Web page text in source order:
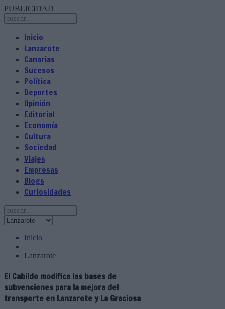
PUBLICIDAD
Inicio
Lanzarote
Canarias
Sucesos
Política
Deportes
Opinión
Editorial
Economía
Cultura
Sociedad
Viajes
Empresas
Blogs
Curiosidades
Inicio
Lanzarote
El Cabildo modifica las bases de
subvenciones para la mejora del
transporte en Lanzarote y La Graciosa